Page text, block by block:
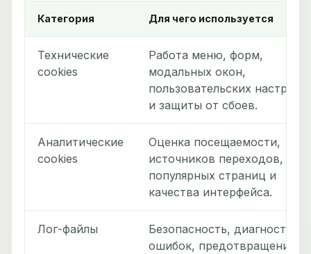
Категория Для чего используется
Технические
cookies
Работа меню, форм,
модальных окон,
пользовательских настроек
и защиты от сбоев.
Аналитические
cookies
Оценка посещаемости,
источников переходов,
популярных страниц и
качества интерфейса.
Лог-файлы
Безопасность, диагностика
ошибок, предотвращение